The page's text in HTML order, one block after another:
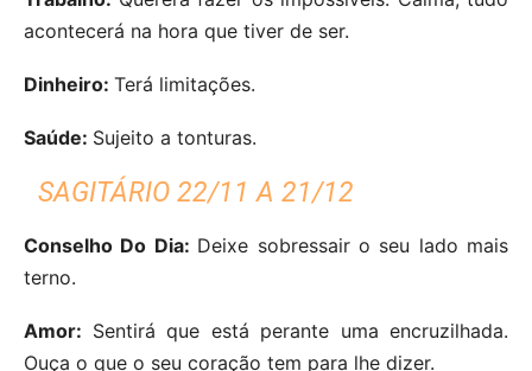
acontecerá na hora que tiver de ser.
Dinheiro: Terá limitações.
Saúde: Sujeito a tonturas.
SAGITÁRIO 22/11 A 21/12
Conselho Do Dia: Deixe sobressair o seu lado mais
terno.
Amor: Sentirá que está perante uma encruzilhada.
Ouça o que o seu coração tem para lhe dizer.